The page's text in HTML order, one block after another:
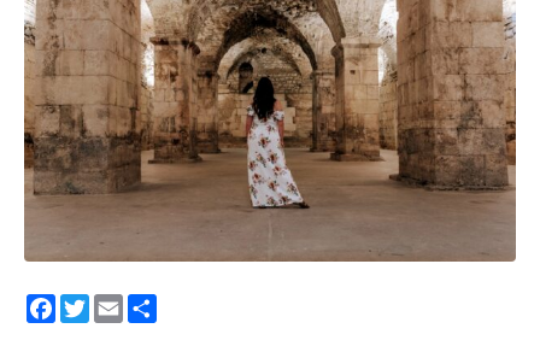
Facebook
Twitter
Email